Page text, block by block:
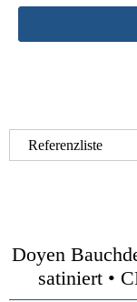
Referenzliste
Doyen
satiniert •